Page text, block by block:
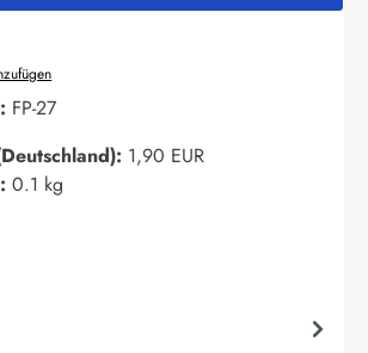
FP-27
1,90 EUR
0.1 kg